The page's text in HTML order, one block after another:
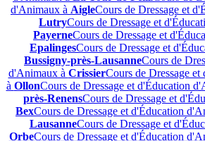
d'Animaux à AigleCours de Dressage et
LutryCours de Dressage et
PayerneCours de Dressage et
EpalingesCours de Dressage et
Bussigny-près-LausanneCours de
d'Animaux à CrissierCours de Dressage
à OllonCours de Dressage et d'Éducation
près-RenensCours de Dressage et
BexCours de Dressage et d'Éducation
LausanneCours de Dressage et
OrbeCours de Dressage et d'Éducation